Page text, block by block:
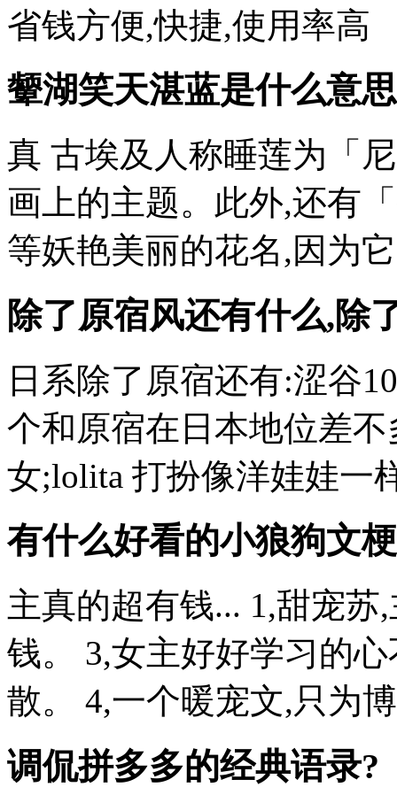
省钱方便,快捷,使用率高
颦湖笑天湛蓝是什么意思
真 古埃及人称睡莲为「
画上的主题。此外,还有
等妖艳美丽的花名,因为
除了原宿风还有什么,除
日系除了原宿还有:涩谷
个和原宿在日本地位差
女;lolita 打扮像洋娃娃一
有什么好看的小狼狗文
主真的超有钱... 1,甜宠
钱。 3,女主好好学习的
散。 4,一个暖宠文,只为
调侃拼多多的经典语录?